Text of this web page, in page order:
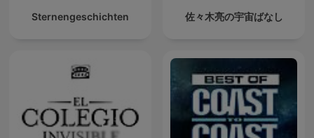
Sternengeschichten 佐々木亮の宇宙ばなし